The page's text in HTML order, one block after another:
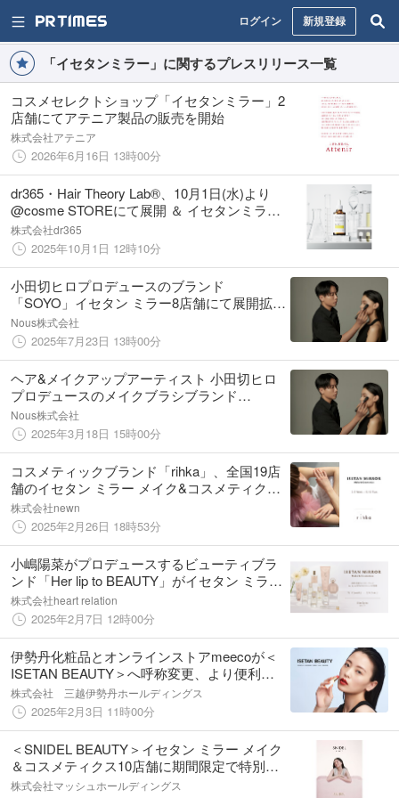
ログイン 新規登録
「イセタンミラー」に関するプレスリリース一覧
コスメセレクトショップ「イセタンミラー」2
店舗にてアテニア製品の販売を開始
株式会社アテニア
2026年6月16日 13時00分
dr365・Hair Theory Lab®、10月1日(水)より
@cosme STOREにて展開 ＆ イセタンミラー
全20店舗で取扱い開始！
株式会社dr365
2025年10月1日 12時10分
小田切ヒロプロデュースのブランド
「SOYO」イセタン ミラー8店舗にて展開拡
大、7月23日より期間限定販売
Nous株式会社
2025年7月23日 13時00分
ヘア&メイクアップアーティスト 小田切ヒロ
プロデュースのメイクブラシブランド
「SOYO」イセタン ミラー 東京ミッドタウン
日比谷店 にて2025年3月19日（水）より期間
限定販売開始。
Nous株式会社
2025年3月18日 15時00分
コスメティックブランド「rihka」、全国19店
舗のイセタン ミラー メイク&コスメティクス
にてポップアップショップをオープン
株式会社newn
2025年2月26日 18時53分
小嶋陽菜がプロデュースするビューティブラ
ンド「Her lip to BEAUTY」がイセタン ミラー
全国5店舗に期間限定スペースを展開
株式会社heart relation
2025年2月7日 12時00分
伊勢丹化粧品とオンラインストアmeecoが＜
ISETAN BEAUTY＞へ呼称変更、より便利に
コスメ購入可能に
株式会社 三越伊勢丹ホールディングス
2025年2月3日 11時00分
＜SNIDEL BEAUTY＞イセタン ミラー メイク
＆コスメティクス10店舗に期間限定で特別ス
ペースを展開
株式会社マッシュホールディングス